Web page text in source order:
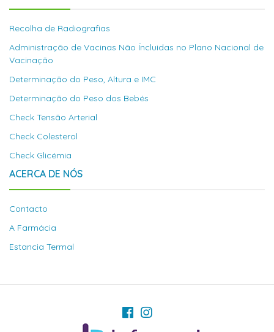
Recolha de Radiografias
Administração de Vacinas Não Íncluidas no Plano Nacional de
Vacinação
Determinação do Peso, Altura e IMC
Determinação do Peso dos Bebés
Check Tensão Arterial
Check Colesterol
Check Glicémia
ACERCA DE NÓS
Contacto
A Farmácia
Estancia Termal